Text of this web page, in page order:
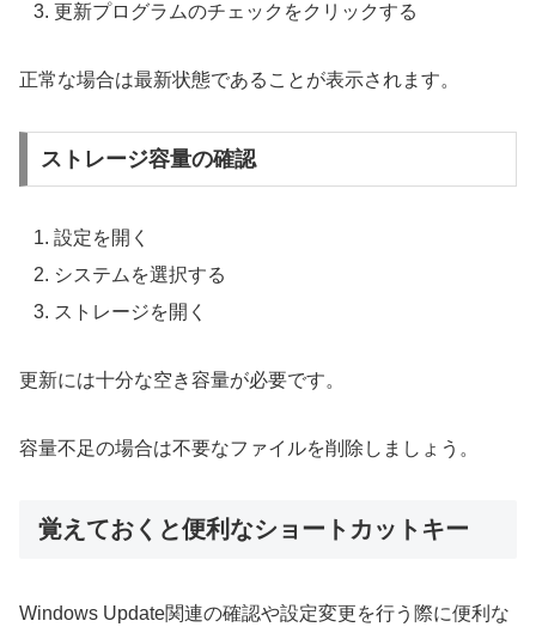
更新プログラムのチェックをクリックする
正常な場合は最新状態であることが表示されます。
ストレージ容量の確認
設定を開く
システムを選択する
ストレージを開く
更新には十分な空き容量が必要です。
容量不足の場合は不要なファイルを削除しましょう。
覚えておくと便利なショートカットキー
Windows Update関連の確認や設定変更を行う際に便利な